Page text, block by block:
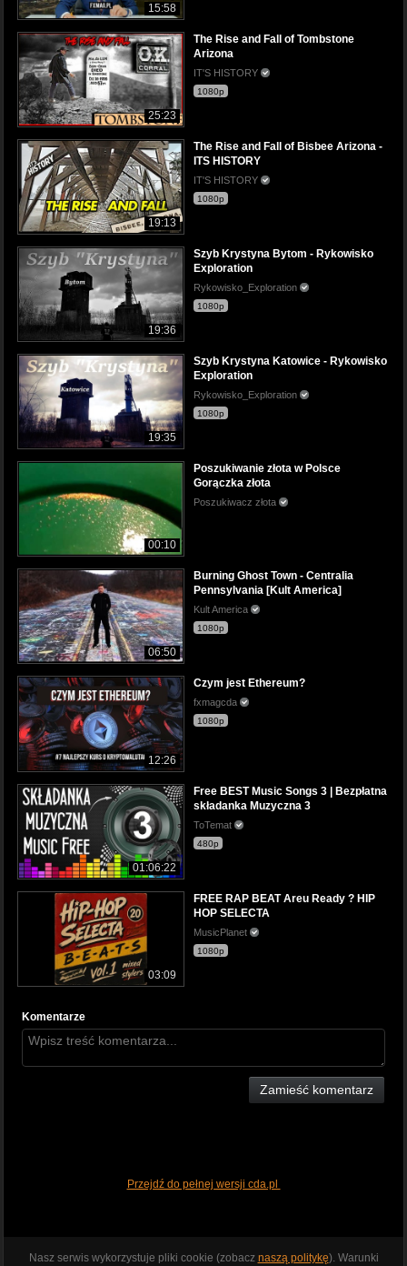
15:58
25:23
The Rise and Fall of Tombstone
Arizona
IT'S HISTORY
1080p
19:13
The Rise and Fall of Bisbee Arizona -
ITS HISTORY
IT'S HISTORY
1080p
19:36
Szyb Krystyna Bytom - Rykowisko
Exploration
Rykowisko_Exploration
1080p
19:35
Szyb Krystyna Katowice - Rykowisko
Exploration
Rykowisko_Exploration
1080p
00:10
Poszukiwanie złota w Polsce
Gorączka złota
Poszukiwacz złota
06:50
Burning Ghost Town - Centralia
Pennsylvania [Kult America]
Kult America
1080p
12:26
Czym jest Ethereum?
fxmagcda
1080p
01:06:22
Free BEST Music Songs 3 | Bezpłatna
składanka Muzyczna 3
ToTemat
480p
03:09
FREE RAP BEAT Areu Ready ? HIP
HOP SELECTA
MusicPlanet
1080p
Komentarze
Zamieść komentarz
Przejdź do pełnej wersji cda.pl
Nasz serwis wykorzystuje pliki cookie (zobacz naszą politykę). Warunki